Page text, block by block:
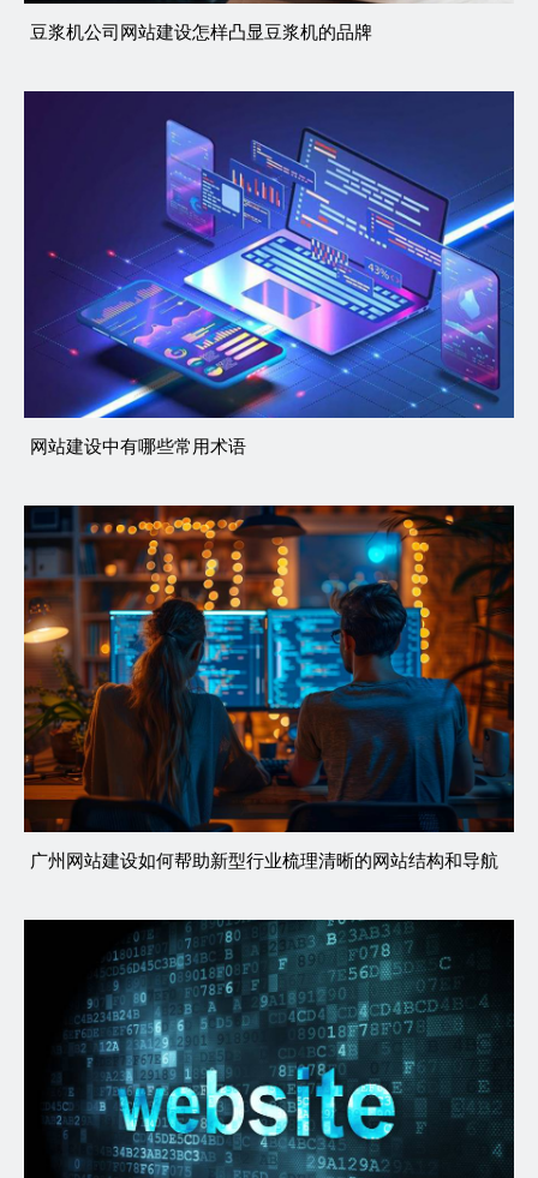
豆浆机公司网站建设怎样凸显豆浆机的品牌
网站建设中有哪些常用术语
广州网站建设如何帮助新型行业梳理清晰的网站结构和导航